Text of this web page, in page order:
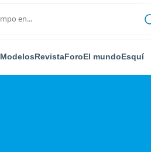
ModelosRevistaForoEl mundoEsquí